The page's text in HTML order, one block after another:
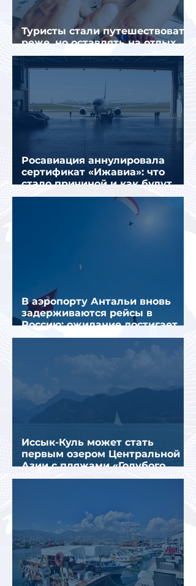
Туристы стали путешествовать
реже, но оставлять на отдых
почти на 40% больше
Росавиация аннулировала
сертификат «Ижавиа»: что
стало причиной и как будут
перевозить пассажиров
В аэропорту Антальи вновь
задерживаются рейсы в
Россию: ожидание достигает
почти 10 часов
Иссык-Куль может стать
первым озером Центральной
Азии с пляжами «Голубого
флага»